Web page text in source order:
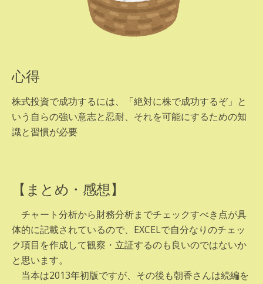
心得
株式投資で成功するには、「絶対に株で成功するぞ」と
いう自らの強い意志と忍耐、それを可能にするための知
識と習慣が必要
【まとめ・感想】
チャート分析から財務分析までチェックすべき点が具
体的に記載されているので、EXCELで自分なりのチェッ
ク項目を作成して観察・立証するのも良いのではないか
と思います。
当本は2013年初版ですが、その後も朝香さんは続編を